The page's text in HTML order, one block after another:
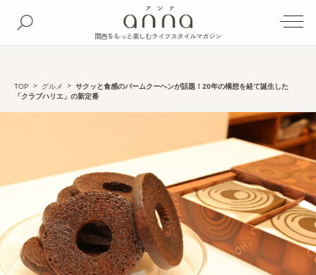
関西をもっと楽しむライフスタイルマガジン
TOP グルメ
サクッと食感のバームクーヘンが話題！20年の構想を経て誕生した
「クラブハリエ」の新定番